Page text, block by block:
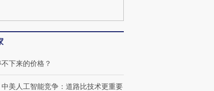
下来的价格？
中美人工智能竞争：道路比技术更重要